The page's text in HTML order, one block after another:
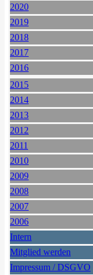
2020
2019
2018
2017
2016
2015
2014
2013
2012
2011
2010
2009
2008
2007
2006
Intern
Mitglied werden
Impressum / DSGVO